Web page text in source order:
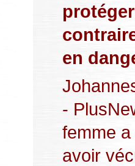
en
-
femme
avoir